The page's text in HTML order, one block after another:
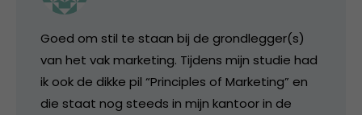
Goed om stil te staan bij de grondlegger(s)
van het vak marketing. Tijdens mijn studie had
ik ook de dikke pil “Principles of Marketing” en
die staat nog steeds in mijn kantoor in de